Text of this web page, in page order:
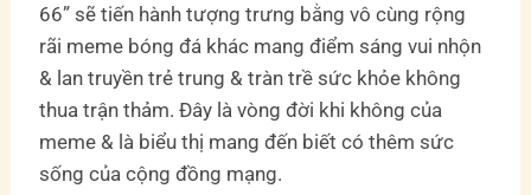
66” sẽ tiến hành tượng trưng bằng vô cùng rộng
rãi meme bóng đá khác mang điểm sáng vui nhộn
& lan truyền trẻ trung & tràn trề sức khỏe không
thua trận thảm. Đây là vòng đời khi không của
meme & là biểu thị mang đến biết có thêm sức
sống của cộng đồng mạng.